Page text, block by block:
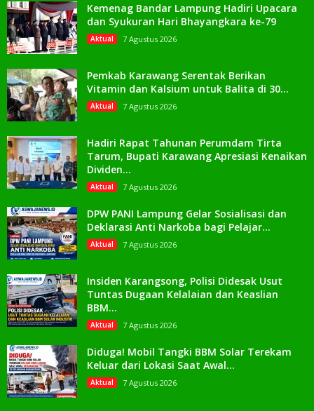
Kemenag Bandar Lampung Hadiri Upacara
dan Syukuran Hari Bhayangkara ke-79
Aktual 7 Agustus 2026
Pemkab Karawang Serentak Berikan
Vitamin dan Kalsium untuk Balita di 30...
Aktual 7 Agustus 2026
Hadiri Rapat Tahunan Perumdam Tirta
Tarum, Bupati Karawang Apresiasi Kenaikan
Dividen...
Aktual 7 Agustus 2026
DPW PANI Lampung Gelar Sosialisasi dan
Deklarasi Anti Narkoba bagi Pelajar...
Aktual 7 Agustus 2026
Insiden Karangsong, Polisi Didesak Usut
Tuntas Dugaan Kelalaian dan Keaslian
BBM...
Aktual 7 Agustus 2026
Diduga! Mobil Tangki BBM Solar Terekam
Keluar dari Lokasi Saat Awal...
Aktual 7 Agustus 2026